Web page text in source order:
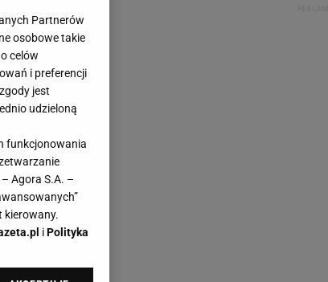
Partnerów
osobowe takie
celów
i preferencji
jest
udzieloną
funkcjonowania
Agora S.A. –
kierowany.
iPolityka